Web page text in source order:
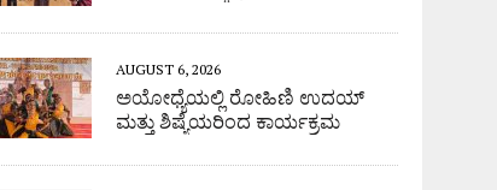
AUGUST 6, 2026
ಅಯೋಧ್ಯೆಯಲ್ಲಿ ರೋಹಿಣಿ ಉದಯ್
ಮತ್ತು ಶಿಷ್ಯೆಯರಿಂದ ಕಾರ್ಯಕ್ರಮ